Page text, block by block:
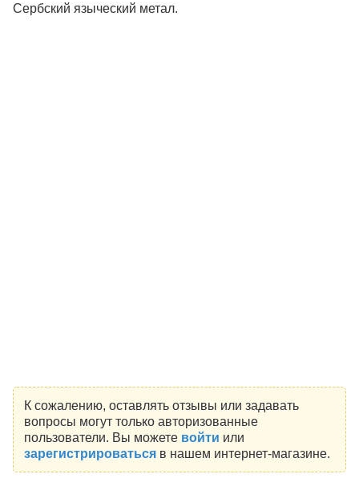
Сербский языческий метал.
К сожалению, оставлять отзывы или задавать
вопросы могут только авторизованные
пользователи. Вы можете войти или
зарегистрироватьсяв нашем интернет-магазине.